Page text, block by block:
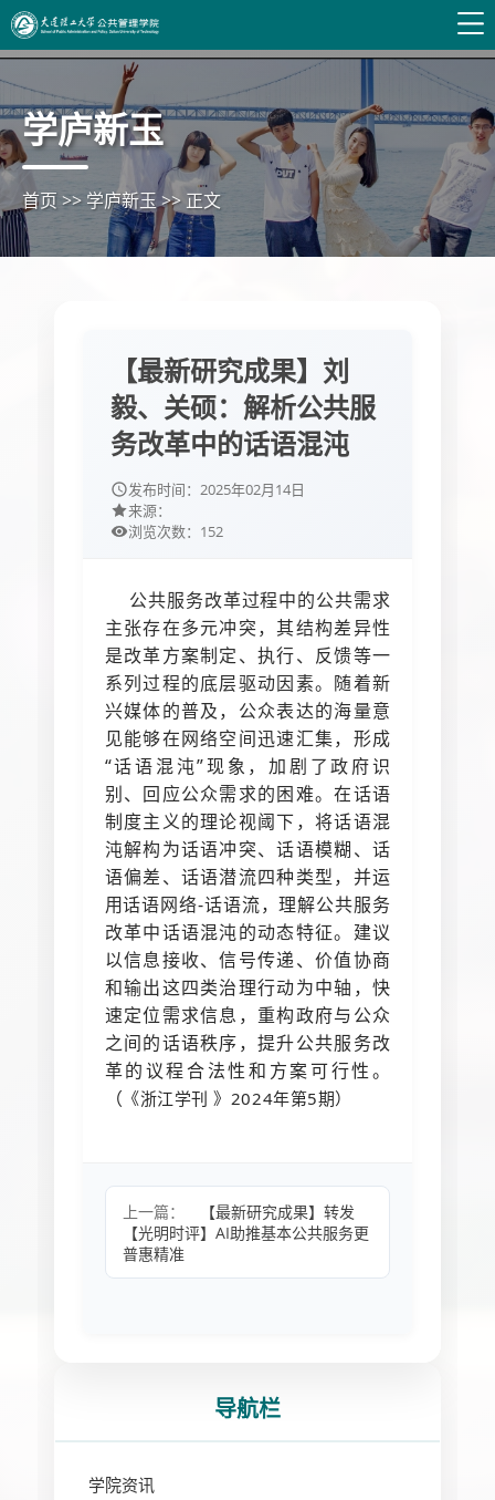
学庐新玉
首页 >> 学庐新玉>> 正文
导航栏
学院资讯
【最新研究成果】刘
毅、关硕：解析公共服
务改革中的话语混沌
发布时间： 2025年02月14日
来源：
浏览次数： 152
公共服务改革过程中的公共需求
主张存在多元冲突，其结构差异性
是改革方案制定、执行、反馈等一
系列过程的底层驱动因素。随着新
兴媒体的普及，公众表达的海量意
见能够在网络空间迅速汇集，形成
“话语混沌”现象，加剧了政府识
别、回应公众需求的困难。在话语
制度主义的理论视阈下，将话语混
沌解构为话语冲突、话语模糊、话
语偏差、话语潜流四种类型，并运
用话语网络-话语流，理解公共服务
改革中话语混沌的动态特征。建议
以信息接收、信号传递、价值协商
和输出这四类治理行动为中轴，快
速定位需求信息，重构政府与公众
之间的话语秩序，提升公共服务改
革的议程合法性和方案可行性。
（ 《浙江学刊 》2024年第5期）
上一篇：
【最新研究成果】转发
【光明时评】AI助推基本公共服务更
普惠精准